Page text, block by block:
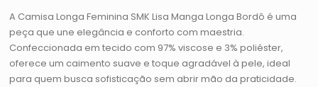
A Camisa Longa Feminina SMK Lisa Manga Longa Bordô é uma
peça que une elegância e conforto com maestria.
Confeccionada em tecido com 97% viscose e 3% poliéster,
oferece um caimento suave e toque agradável à pele, ideal
para quem busca sofisticação sem abrir mão da praticidade.